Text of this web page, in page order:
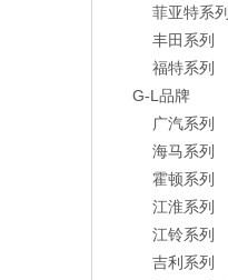
菲亚特系列
丰田系列
福特系列
G-L品牌
广汽系列
海马系列
霍顿系列
江淮系列
江铃系列
吉利系列